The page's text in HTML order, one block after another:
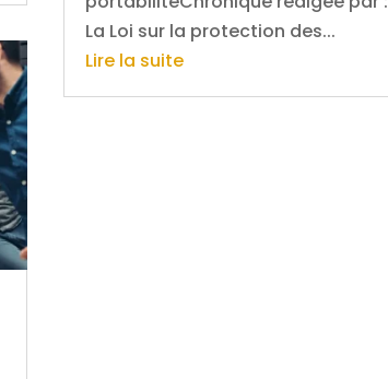
La Loi sur la protection des...
Lire la suite